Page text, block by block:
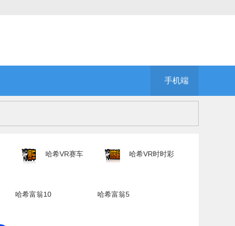
手机端
哈希VR赛车 哈希VR时时彩
哈希富翁10 哈希富翁5